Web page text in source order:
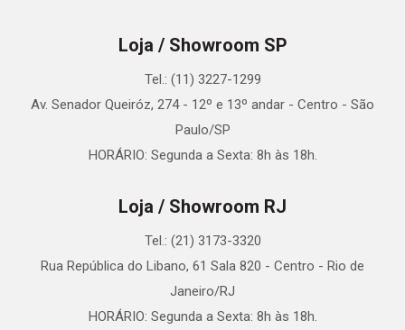
Loja / Showroom SP
Tel.: (11) 3227-1299
Av. Senador Queiróz, 274 - 12º e 13º andar - Centro - São
Paulo/SP
HORÁRIO: Segunda a Sexta: 8h às 18h.
Loja / Showroom RJ
Tel.: (21) 3173-3320
Rua República do Libano, 61 Sala 820 - Centro - Rio de
Janeiro/RJ
HORÁRIO: Segunda a Sexta: 8h às 18h.